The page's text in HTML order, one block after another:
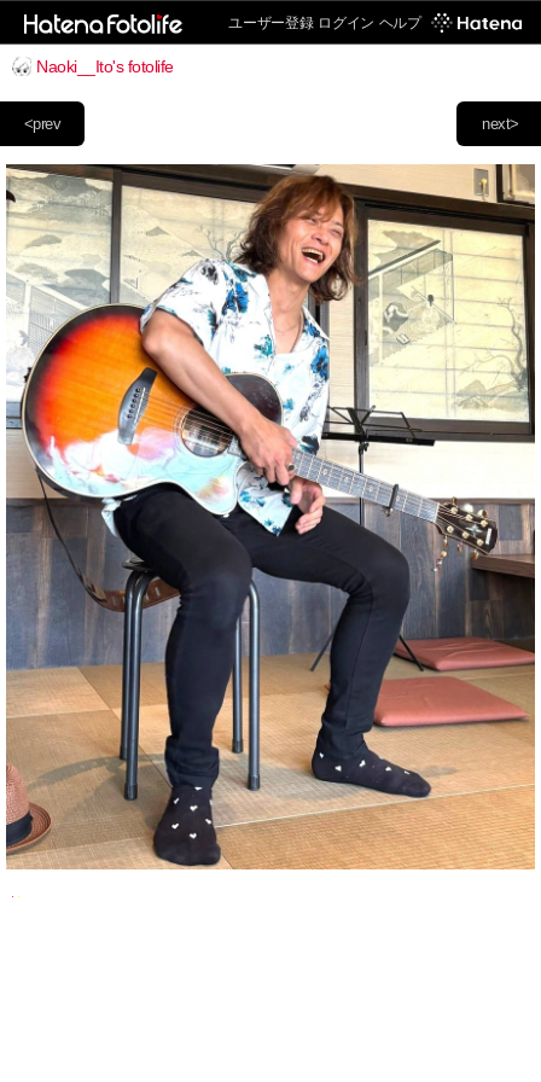
ユーザー登録 ログイン ヘルプ
Naoki__Ito's fotolife
next>
<prev